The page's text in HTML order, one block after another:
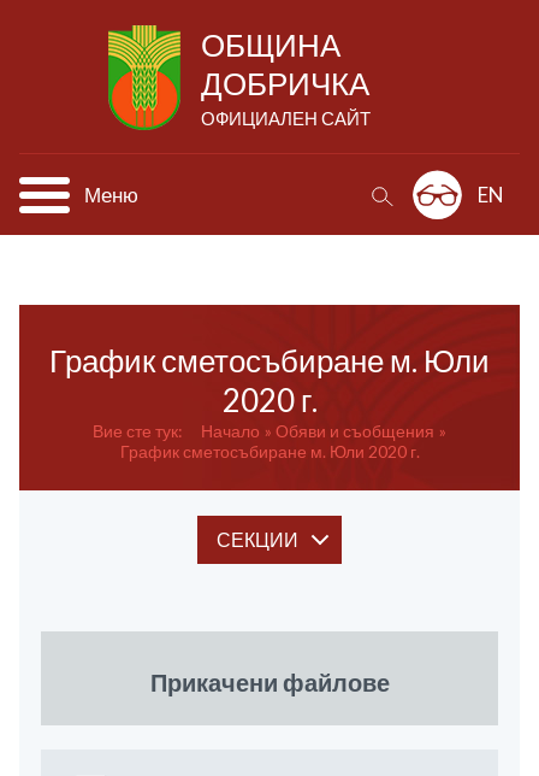
ОБЩИНА
ДОБРИЧКА
ОФИЦИАЛЕН САЙТ
Меню EN
График сметосъбиране м. Юли
2020 г.
Вие сте тук: Начало
Обяви и съобщения
График сметосъбиране м. Юли 2020 г.
СЕКЦИИ
Прикачени файлове